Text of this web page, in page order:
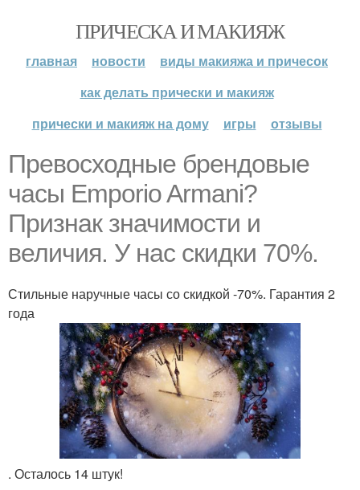
ПРИЧЕСКА И МАКИЯЖ
главная новости
виды макияжа и причесок
как делать прически и макияж
прически и макияж на дому
игры отзывы
Превосходные брендовые
часы Emporio Armani?
Признак значимости и
величия. У нас скидки 70%.
Стильные наручные часы со скидкой -70%. Гарантия 2
года
. Осталось 14 штук!